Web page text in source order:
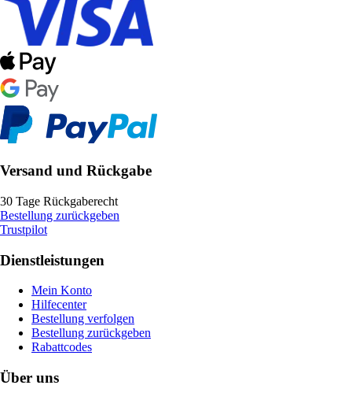
Versand und Rückgabe
30 Tage Rückgaberecht
Bestellung zurückgeben
Trustpilot
Dienstleistungen
Mein Konto
Hilfecenter
Bestellung verfolgen
Bestellung zurückgeben
Rabattcodes
Über uns